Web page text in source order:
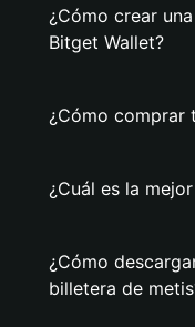
¿Cómo crear
Bitget Wallet?
¿Cómo comprar
¿Cuál es la
¿Cómo
billetera de